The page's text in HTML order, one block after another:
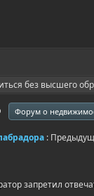
без высшего
Форум о
:
запретил